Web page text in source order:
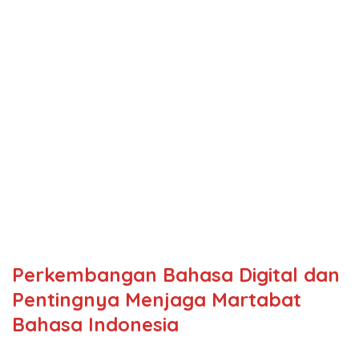
Perkembangan Bahasa Digital dan
Pentingnya Menjaga Martabat
Bahasa Indonesia